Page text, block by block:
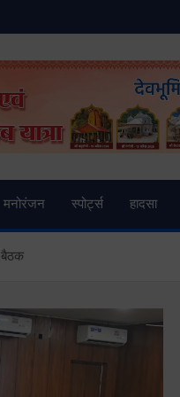
मनोरंजन स्पोर्ट्स हादसा
बैठक